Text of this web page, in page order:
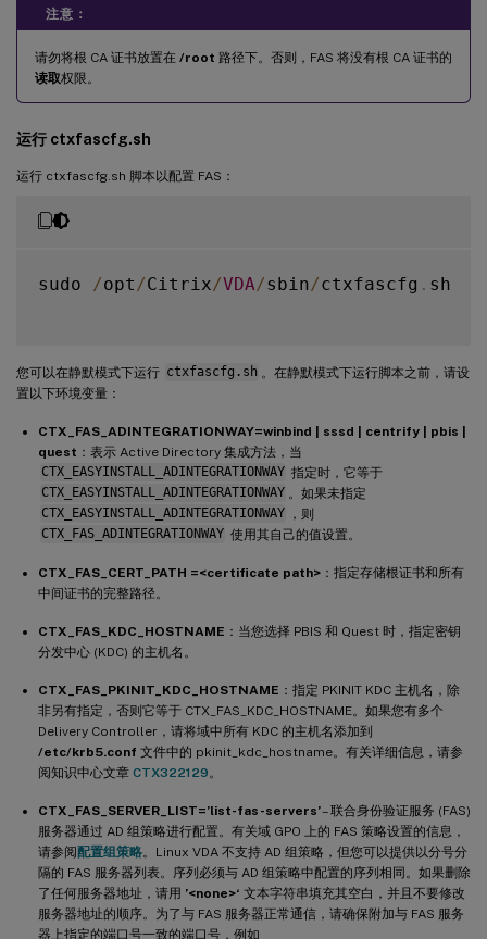
注意：
请勿将根 CA 证书放置在 /root 路径下。否则，FAS 将没有根 CA 证书的
读取权限。
运行 ctxfascfg.sh
运行 ctxfascfg.sh 脚本以配置 FAS：
sudo /opt /Citrix/VDA/sbin/ctxfascfg . sh
您可以在静默模式下运行 ctxfascfg.sh 。在静默模式下运行脚本之前，请设
置以下环境变量：
CTX_FAS_ADINTEGRATIONWAY=winbind | sssd | centrify | pbis |
quest ：表示 Active Directory 集成方法，当
CTX_EASYINSTALL_ADINTEGRATIONWAY 指定时，它等于
CTX_EASYINSTALL_ADINTEGRATIONWAY 。如果未指定
CTX_EASYINSTALL_ADINTEGRATIONWAY ，则
CTX_FAS_ADINTEGRATIONWAY 使用其自己的值设置。
CTX_FAS_CERT_PATH =<certificate path> ：指定存储根证书和所有
中间证书的完整路径。
CTX_FAS_KDC_HOSTNAME ：当您选择 PBIS 和 Quest 时，指定密钥
分发中心 (KDC) 的主机名。
CTX_FAS_PKINIT_KDC_HOSTNAME ：指定 PKINIT KDC 主机名，除
非另有指定，否则它等于 CTX_FAS_KDC_HOSTNAME。如果您有多个
Delivery Controller，请将域中所有 KDC 的主机名添加到
/etc/krb5.conf 文件中的 pkinit_kdc_hostname。有关详细信息，请参
阅知识中心文章 CTX322129 。
CTX_FAS_SERVER_LIST=’list-fas-servers’– 联合身份验证服务 (FAS)
服务器通过 AD 组策略进行配置。有关域 GPO 上的 FAS 策略设置的信息，
请参阅配置组策略。Linux VDA 不支持 AD 组策略，但您可以提供以分号分
隔的 FAS 服务器列表。序列必须与 AD 组策略中配置的序列相同。如果删除
了任何服务器地址，请用 ’<none>‘ 文本字符串填充其空白，并且不要修改
服务器地址的顺序。为了与 FAS 服务器正常通信，请确保附加与 FAS 服务
器上指定的端口号一致的端口号，例如